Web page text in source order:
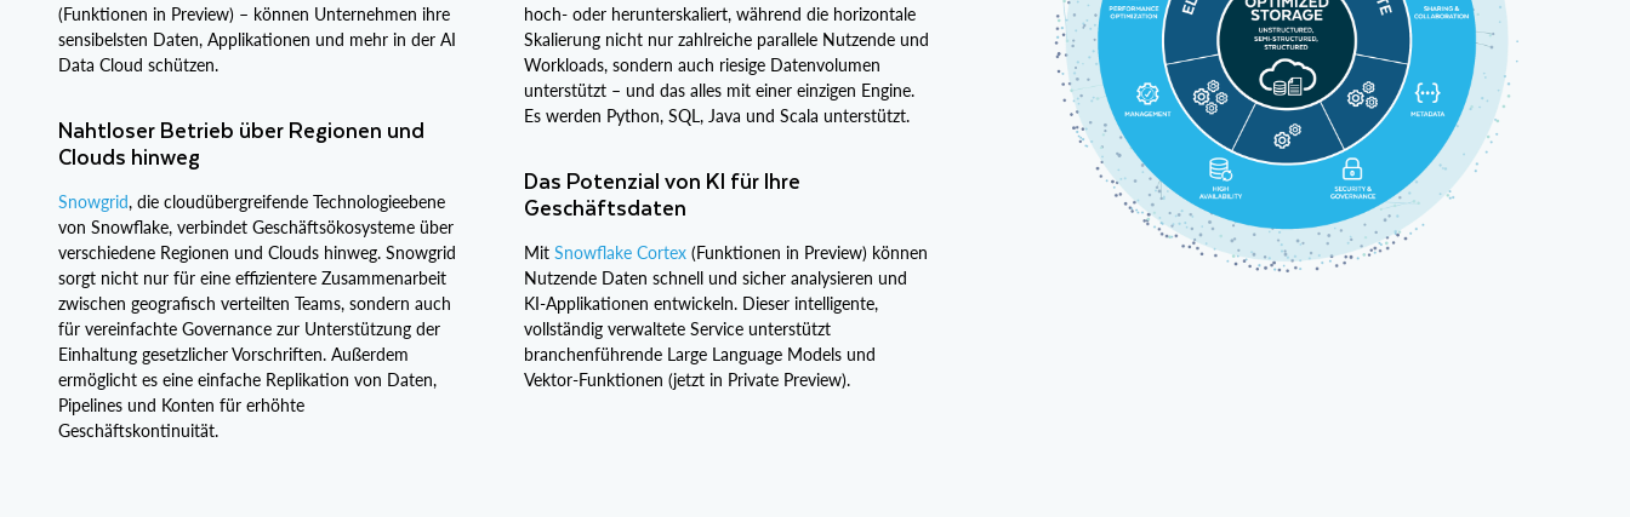
(Funktionen in Preview) – können Unternehmen ihre
sensibelsten Daten, Applikationen und mehr in der AI
Data Cloud schützen.
Nahtloser Betrieb über Regionen und
Clouds hinweg
Snowgrid, die cloudübergreifende Technologieebene
von Snowflake, verbindet Geschäftsökosysteme über
verschiedene Regionen und Clouds hinweg. Snowgrid
sorgt nicht nur für eine effizientere Zusammenarbeit
zwischen geografisch verteilten Teams, sondern auch
für vereinfachte Governance zur Unterstützung der
Einhaltung gesetzlicher Vorschriften. Außerdem
ermöglicht es eine einfache Replikation von Daten,
Pipelines und Konten für erhöhte
Geschäftskontinuität.
hoch- oder herunterskaliert, während die horizontale
Skalierung nicht nur zahlreiche parallele Nutzende und
Workloads, sondern auch riesige Datenvolumen
unterstützt – und das alles mit einer einzigen Engine.
Es werden Python, SQL, Java und Scala unterstützt.
Das Potenzial von KI für Ihre
Geschäftsdaten
Mit Snowflake Cortex (Funktionen in Preview) können
Nutzende Daten schnell und sicher analysieren und
KI-Applikationen entwickeln. Dieser intelligente,
vollständig verwaltete Service unterstützt
branchenführende Large Language Models und
Vektor-Funktionen (jetzt in Private Preview).